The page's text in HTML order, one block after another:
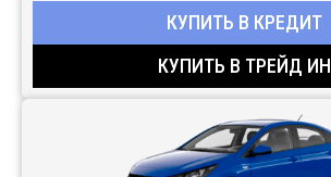
КУПИТЬ В КРЕДИТ
КУПИТЬ В ТРЕЙД ИН